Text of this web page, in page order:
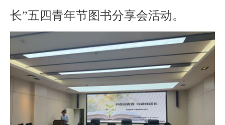
长”五四青年节图书分享会活动。